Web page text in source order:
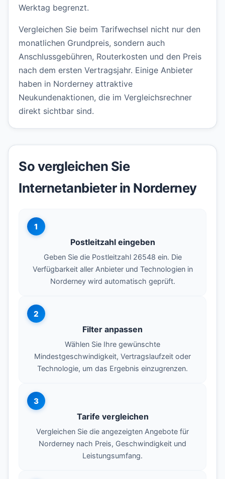
Werktag begrenzt.
Vergleichen Sie beim Tarifwechsel nicht nur den
monatlichen Grundpreis, sondern auch
Anschlussgebühren, Routerkosten und den Preis
nach dem ersten Vertragsjahr. Einige Anbieter
haben in Norderney attraktive
Neukundenaktionen, die im Vergleichsrechner
direkt sichtbar sind.
So vergleichen Sie
Internetanbieter in Norderney
1
Postleitzahl eingeben
Geben Sie die Postleitzahl 26548 ein. Die
Verfügbarkeit aller Anbieter und Technologien in
Norderney wird automatisch geprüft.
2
Filter anpassen
Wählen Sie Ihre gewünschte
Mindestgeschwindigkeit, Vertragslaufzeit oder
Technologie, um das Ergebnis einzugrenzen.
3
Tarife vergleichen
Vergleichen Sie die angezeigten Angebote für
Norderney nach Preis, Geschwindigkeit und
Leistungsumfang.